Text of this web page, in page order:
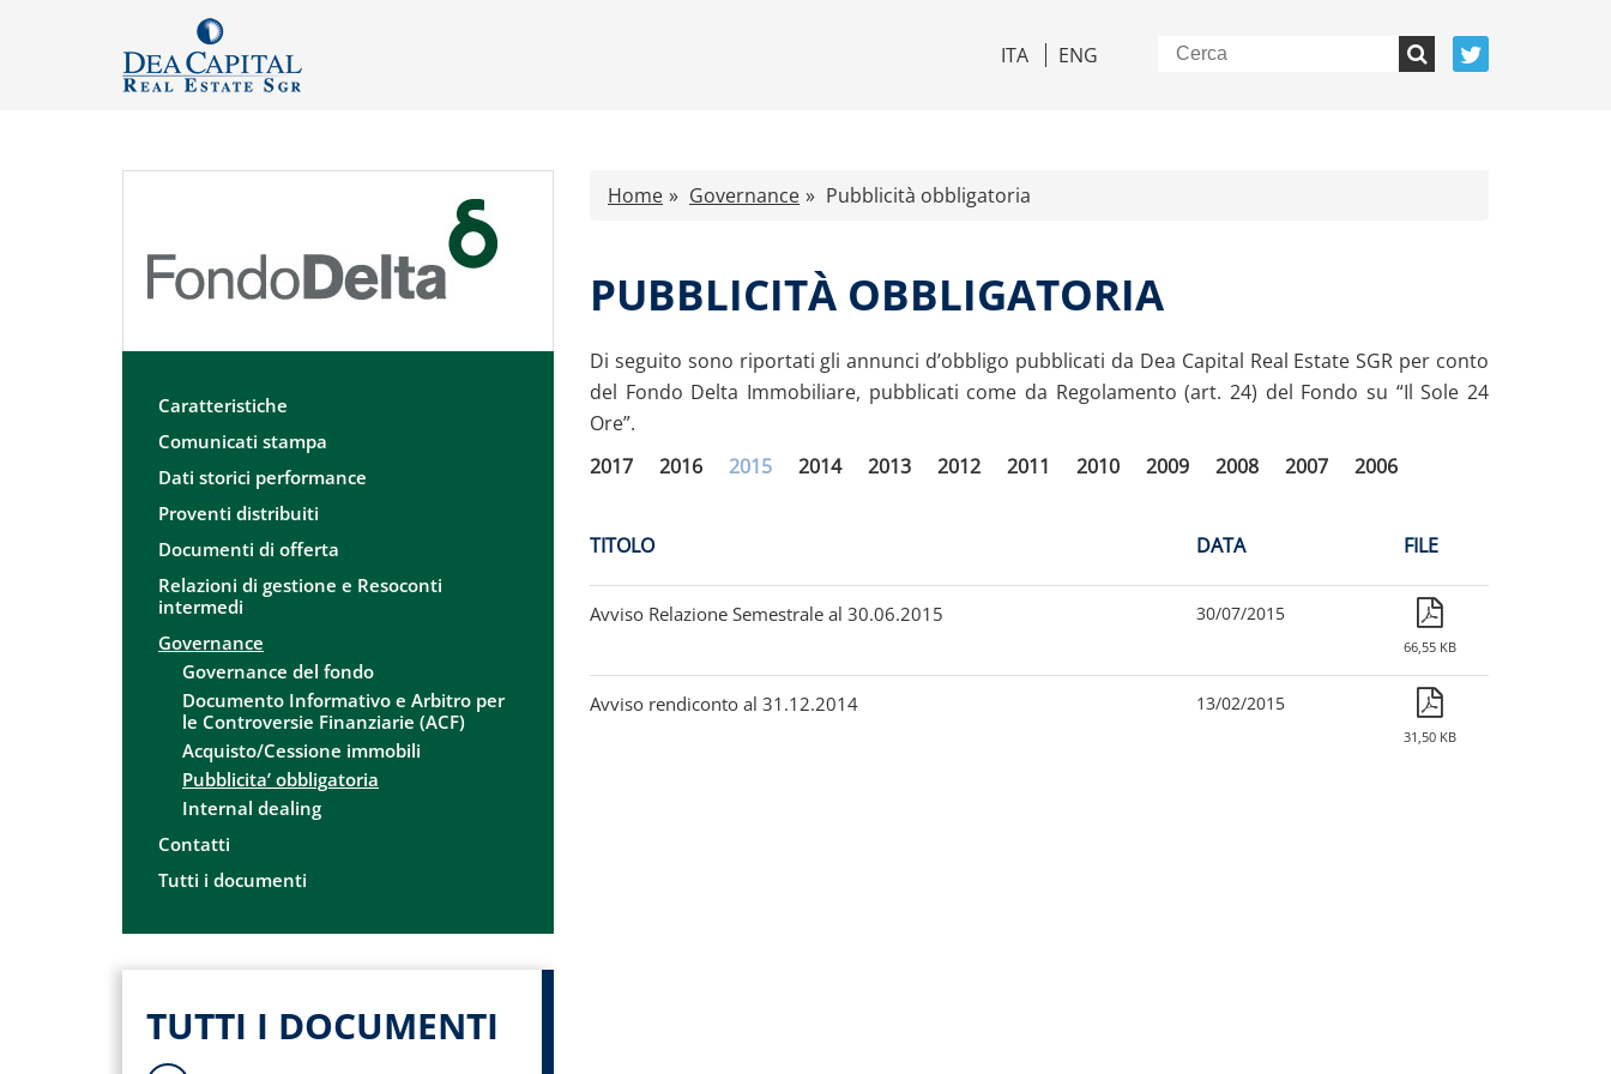
ITA ENG
Caratteristiche
Comunicati stampa
Dati storici performance
Proventi distribuiti
Documenti di offerta
Relazioni di gestione e Resoconti
intermedi
Governance
Governance del fondo
Documento Informativo e Arbitro per
le Controversie Finanziarie (ACF)
Acquisto/Cessione immobili
Pubblicita’ obbligatoria
Internal dealing
Contatti
Tutti i documenti
TUTTI I DOCUMENTI
Home Governance Pubblicità obbligatoria
PUBBLICITÀ OBBLIGATORIA
Di seguito sono riportati gli annunci d’obbligo pubblicati da Dea Capital Real Estate SGR per conto
del Fondo Delta Immobiliare, pubblicati come da Regolamento (art. 24) del Fondo su “Il Sole 24
Ore”.
2017
2016 2015 2014 2013 2012 2011 2010 2009 2008 2007 2006
TITOLO DATA FILE
Avviso Relazione Semestrale al 30.06.2015 30/07/2015
66,55 KB
Avviso rendiconto al 31.12.2014 13/02/2015
31,50 KB